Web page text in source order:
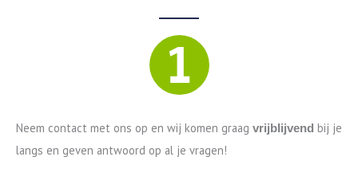
Neem contact met ons op en wij komen graag vrijblijvend bij je
langs en geven antwoord op al je vragen!